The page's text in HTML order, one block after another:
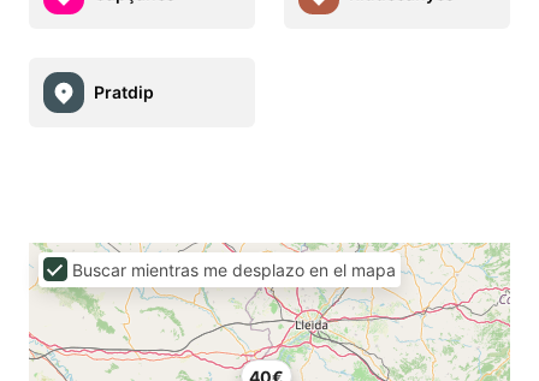
Pratdip
40€
Buscar mientras me desplazo en el mapa